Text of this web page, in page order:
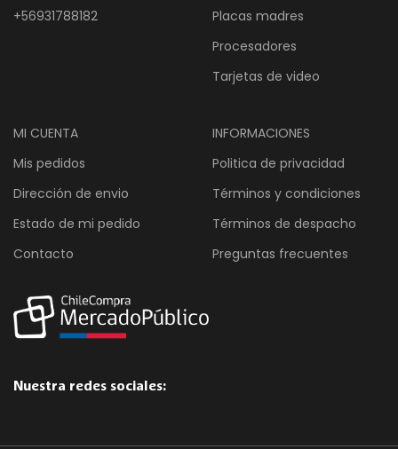
+56931788182
Placas madres
Procesadores
Tarjetas de video
MI CUENTA
Mis pedidos
Dirección de envio
Estado de mi pedido
Contacto
INFORMACIONES
Politica de privacidad
Términos y condiciones
Términos de despacho
Preguntas frecuentes
Nuestra redes sociales: